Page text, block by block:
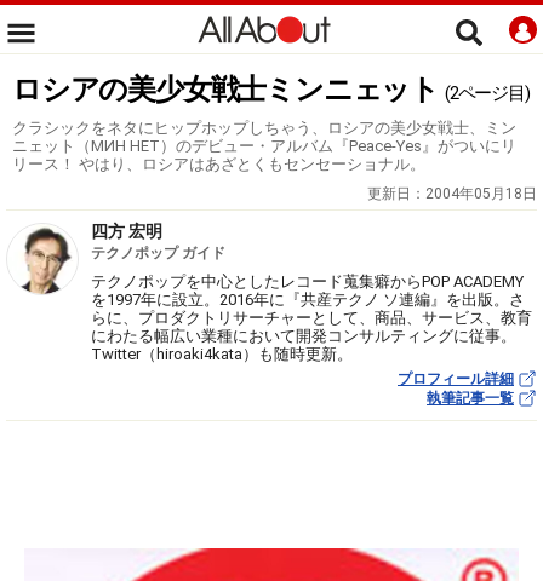
ロシアの美少女戦士ミンニェット (2ページ目)
クラシックをネタにヒップホップしちゃう、ロシアの美少女戦士、ミン
ニェット（МИН НЕТ）のデビュー・アルバム『Peace-Yes』がついにリ
リース！ やはり、ロシアはあざとくもセンセーショナル。
更新日： 2004年05月18日
四方 宏明
テクノポップ ガイド
テクノポップを中心としたレコード蒐集癖からPOP ACADEMY
を1997年に設立。2016年に『共産テクノ ソ連編』を出版。さ
らに、プロダクトリサーチャーとして、商品、サービス、教育
にわたる幅広い業種において開発コンサルティングに従事。
Twitter（hiroaki4kata）も随時更新。
プロフィール詳細
執筆記事一覧